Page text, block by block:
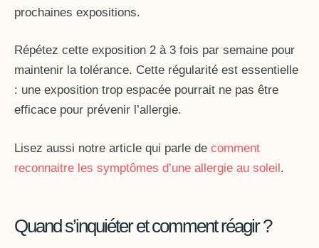
prochaines expositions.
Répétez cette exposition 2 à 3 fois par semaine pour
maintenir la tolérance. Cette régularité est essentielle
: une exposition trop espacée pourrait ne pas être
efficace pour prévenir l’allergie.
Lisez aussi notre article qui parle de comment
reconnaitre les symptômes d’une allergie au soleil.
Quand s’inquiéter et comment réagir ?